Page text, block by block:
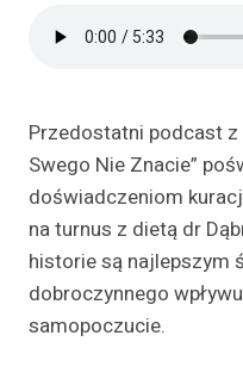
Przedostatni podcast z
Swego Nie Znacie”
doświadczeniom
na turnus z dietą dr
historie są najlepszym
dobroczynnego
samopoczucie.